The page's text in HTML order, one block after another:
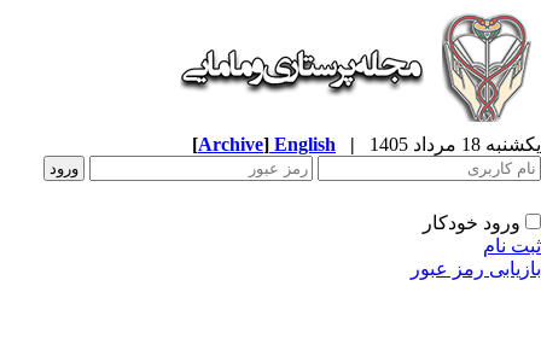
18 مرداد 1405 |
English
[Archive]
ورود خودکار
نام
رمز عبور